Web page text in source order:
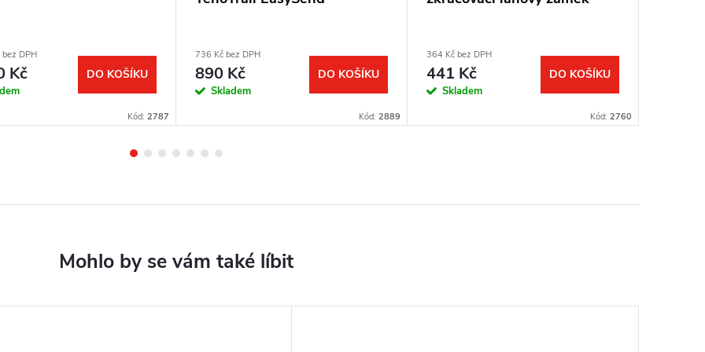
DPH
Kč DO KOŠÍKU
Kód: 2787
736 Kč bez DPH
890 Kč
Skladem
DO KOŠÍKU
Kód: 2889
364 Kč bez DPH
441 Kč
Skladem
DO KOŠÍKU
Kód: 2760